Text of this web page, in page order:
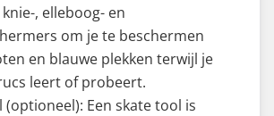
, elleboog- en
om je te beschermen
en blauwe plekken terwijl je
leert of probeert.
(optioneel): Een skate tool is